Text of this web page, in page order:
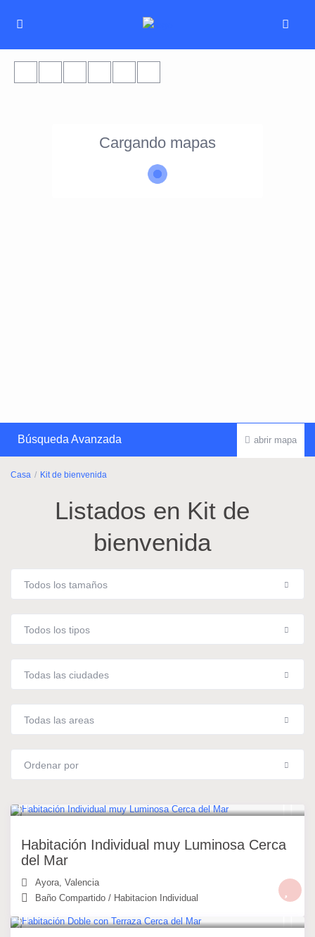
Cargando mapas
abrir mapa
Búsqueda Avanzada
Casa Kit de bienvenida
Listados en Kit de
bienvenida
Todos los tamaños
Todos los tipos
Todas las ciudades
Todas las areas
Ordenar por
Habitación Individual muy Luminosa Cerca
del Mar
Ayora,Valencia
Baño Compartido / Habitacion Individual